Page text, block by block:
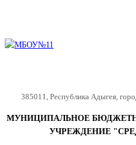
385011, Республика Адыгея,
МУНИЦИПАЛЬНОЕ
УЧРЕЖДЕНИЕ